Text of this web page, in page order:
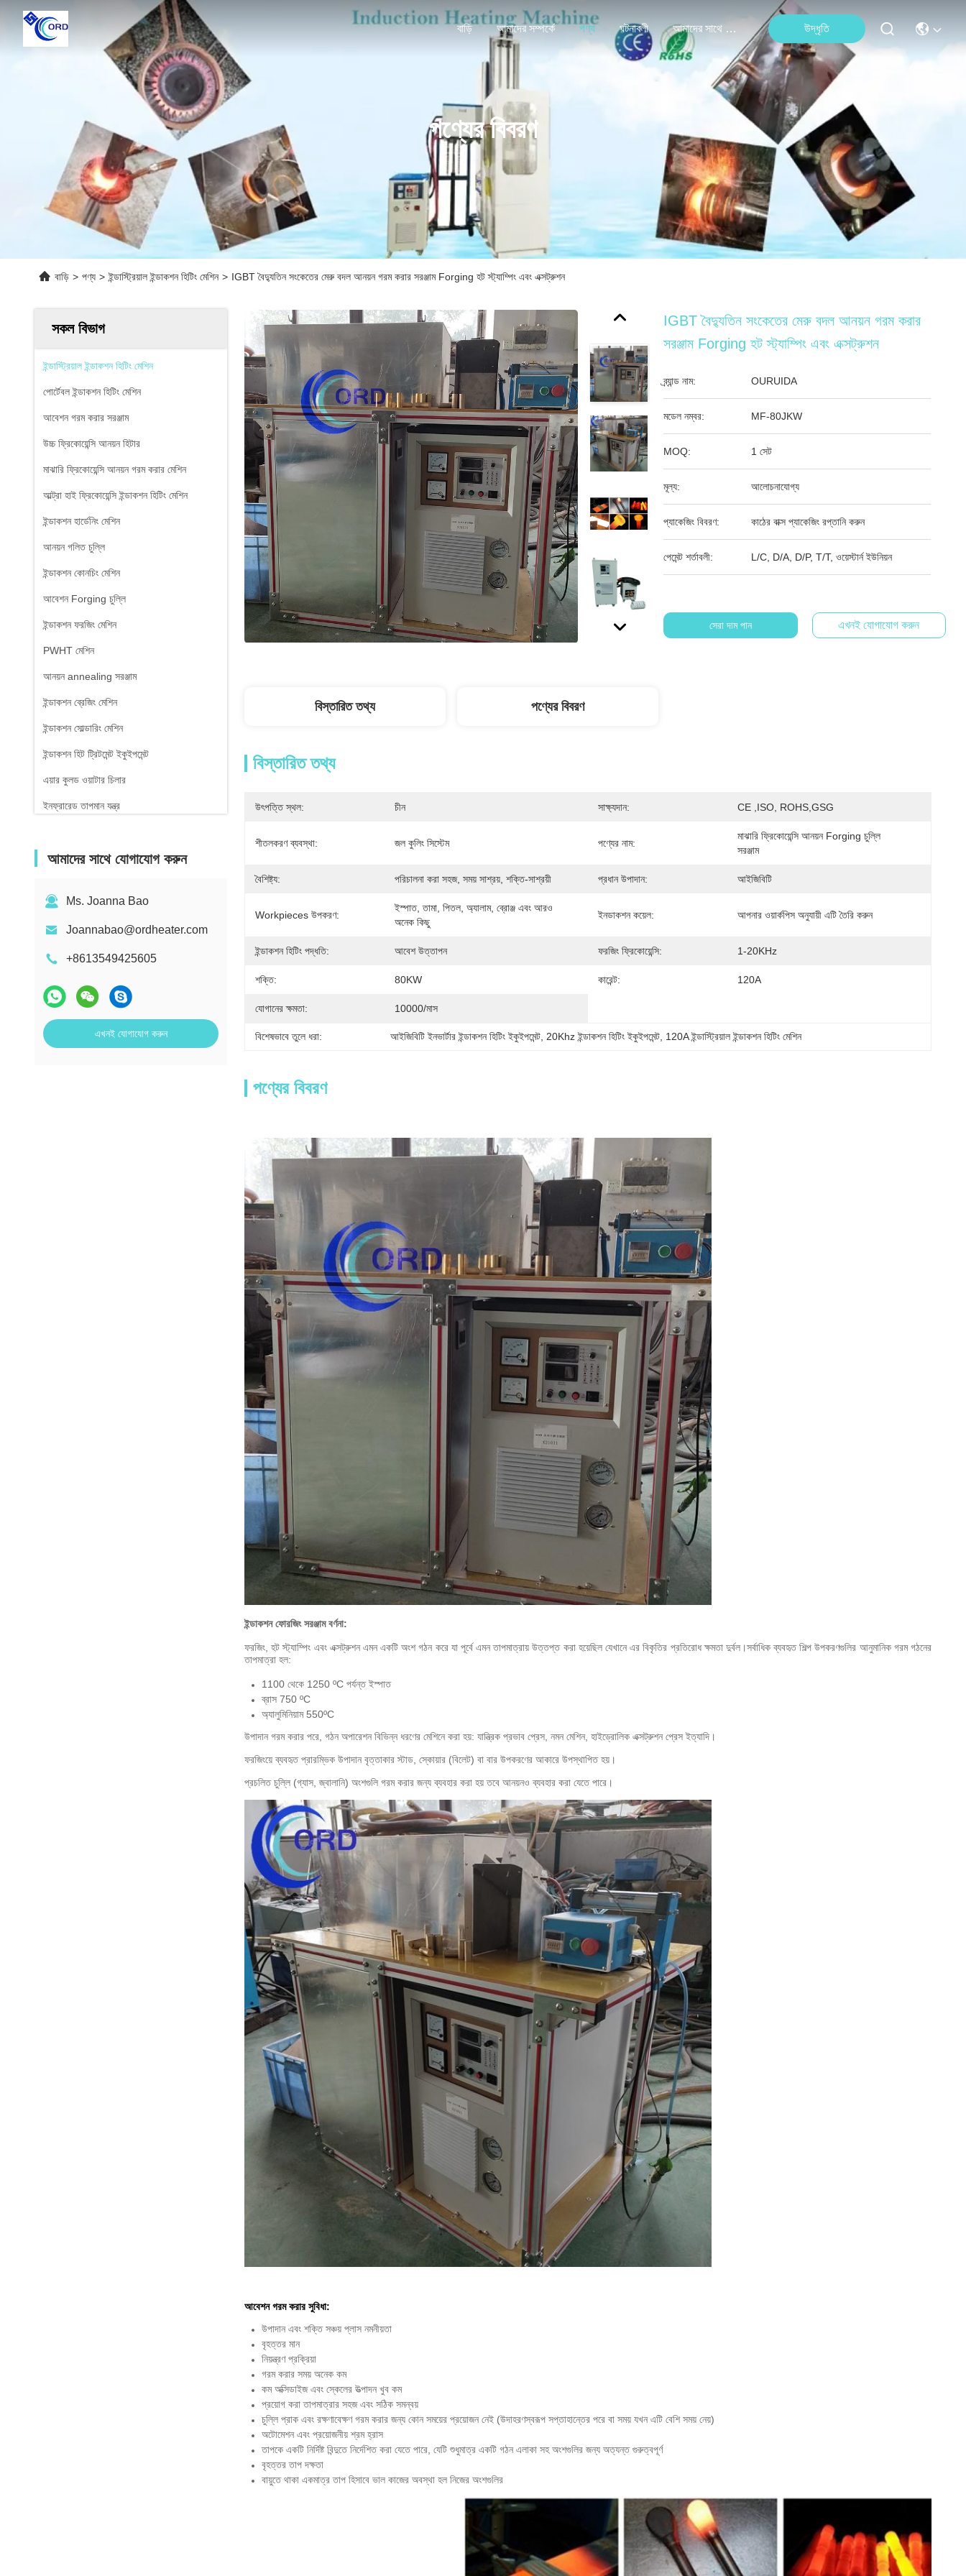
বাড়ি আমাদের সম্পর্কে পণ্য ঘটনাবলী আমাদের সাথে যোগাযোগ করুন উদ্ধৃতি
পণ্যের বিবরণ
বাড়ি > পণ্য > ইন্ডাস্ট্রিয়াল ইন্ডাকশন হিটিং মেশিন > IGBT বৈদ্যুতিন সংকেতের মেরু বদল আনয়ন গরম করার সরঞ্জাম Forging হট স্ট্যাম্পিং এবং এক্সট্রুশন
সকল বিভাগ
ইন্ডাস্ট্রিয়াল ইন্ডাকশন হিটিং মেশিন
পোর্টেবল ইন্ডাকশন হিটিং মেশিন
আবেশন গরম করার সরঞ্জাম
উচ্চ ফ্রিকোয়েন্সি আনয়ন হিটার
মাঝারি ফ্রিকোয়েন্সি আনয়ন গরম করার মেশিন
আল্ট্রা হাই ফ্রিকোয়েন্সি ইন্ডাকশন হিটিং মেশিন
ইন্ডাকশন হার্ডেনিং মেশিন
আনয়ন গলিত চুল্লি
ইন্ডাকশন কোনচিং মেশিন
আবেশন Forging চুল্লি
ইন্ডাকশন ফরজিং মেশিন
PWHT মেশিন
আনয়ন annealing সরঞ্জাম
ইন্ডাকশন ব্রেজিং মেশিন
ইন্ডাকশন সোল্ডারিং মেশিন
ইন্ডাকশন হিট ট্রিটমেন্ট ইকুইপমেন্ট
এয়ার কুলড ওয়াটার চিলার
ইনফ্রারেড তাপমান যন্ত্র
আমাদের সাথে যোগাযোগ করুন
Ms. Joanna Bao
Joannabao@ordheater.com
+8613549425605
এখনই যোগাযোগ করুন
IGBT বৈদ্যুতিন সংকেতের মেরু বদল আনয়ন গরম করার
সরঞ্জাম Forging হট স্ট্যাম্পিং এবং এক্সট্রুশন
ব্র্যান্ড নাম: OURUIDA
মডেল নম্বর: MF-80JKW
MOQ: 1 সেট
মূল্য: আলোচনাযোগ্য
প্যাকেজিং বিবরণ: কাঠের বাক্স প্যাকেজিং রপ্তানি করুন
পেমেন্ট শর্তাবলী: L/C, D/A, D/P, T/T, ওয়েস্টার্ন ইউনিয়ন
সেরা দাম পান এখনই যোগাযোগ করুন
বিস্তারিত তথ্য পণ্যের বিবরণ
বিস্তারিত তথ্য
উৎপত্তি স্থল: চীন সাক্ষ্যদান: CE ,ISO, ROHS,GSG
শীতলকরণ ব্যবস্থা: জল কুলিং সিস্টেম পণ্যের নাম:
মাঝারি ফ্রিকোয়েন্সি আনয়ন Forging চুল্লি
সরঞ্জাম
বৈশিষ্ট্য: পরিচালনা করা সহজ, সময় সাশ্রয়, শক্তি-সাশ্রয়ী প্রধান উপাদান: আইজিবিটি
Workpieces উপকরণ:
ইস্পাত, তামা, পিতল, অ্যালাম, ব্রোঞ্জ এবং আরও
অনেক কিছু
ইনডাকশন কয়েল: আপনার ওয়ার্কপিস অনুযায়ী এটি তৈরি করুন
ইন্ডাকশন হিটিং পদ্ধতি: আবেশ উত্তাপন ফরজিং ফ্রিকোয়েন্সি: 1-20KHz
শক্তি: 80KW কারেন্ট: 120A
যোগানের ক্ষমতা: 10000/মাস
বিশেষভাবে তুলে ধরা: আইজিবিটি ইনভার্টার ইন্ডাকশন হিটিং ইকুইপমেন্ট 20Khz ইন্ডাকশন হিটিং ইকুইপমেন্ট 120A ইন্ডাস্ট্রিয়াল ইন্ডাকশন হিটিং মেশিন
পণ্যের বিবরণ
ইন্ডাকশন ফোরজিং সরঞ্জাম বর্ণনা:
ফরজিং, হট স্ট্যাম্পিং এবং এক্সট্রুশন এমন একটি অংশ গঠন করে যা পূর্বে এমন তাপমাত্রায় উত্তপ্ত করা হয়েছিল যেখানে এর বিকৃতির প্রতিরোধ ক্ষমতা দুর্বল।সর্বাধিক ব্যবহৃত শিল্প উপকরণগুলির আনুমানিক গরম গঠনের
তাপমাত্রা হল:
1100 থেকে 1250 ºC পর্যন্ত ইস্পাত
ব্রাস 750 ºC
অ্যালুমিনিয়াম 550ºC
উপাদান গরম করার পরে, গঠন অপারেশন বিভিন্ন ধরণের মেশিনে করা হয়: যান্ত্রিক প্রভাব প্রেস, নমন মেশিন, হাইড্রোলিক এক্সট্রুশন প্রেস ইত্যাদি।
ফরজিংয়ে ব্যবহৃত প্রারম্ভিক উপাদান বৃত্তাকার স্টাড, স্কোয়ার (বিলেট) বা বার উপকরণের আকারে উপস্থাপিত হয়।
প্রচলিত চুল্লি (গ্যাস, জ্বালানি) অংশগুলি গরম করার জন্য ব্যবহার করা হয় তবে আনয়নও ব্যবহার করা যেতে পারে।
আবেশন গরম করার সুবিধা:
উপাদান এবং শক্তি সঞ্চয় প্লাস নমনীয়তা
বৃহত্তর মান
নিয়ন্ত্রণ প্রক্রিয়া
গরম করার সময় অনেক কম
কম অক্সিডাইজ এবং স্কেলের উত্পাদন খুব কম
প্রয়োগ করা তাপমাত্রার সহজ এবং সঠিক সমন্বয়
চুল্লি প্রাক এবং রক্ষণাবেক্ষণ গরম করার জন্য কোন সময়ের প্রয়োজন নেই (উদাহরণস্বরূপ সপ্তাহান্তের পরে বা সময় যখন এটি বেশি সময় নেয়)
অটোমেশন এবং প্রয়োজনীয় শ্রম হ্রাস
তাপকে একটি নির্দিষ্ট বিন্দুতে নির্দেশিত করা যেতে পারে, যেটি শুধুমাত্র একটি গঠন এলাকা সহ অংশগুলির জন্য অত্যন্ত গুরুত্বপূর্ণ
বৃহত্তর তাপ দক্ষতা
বায়ুতে থাকা একমাত্র তাপ হিসাবে ভাল কাজের অবস্থা হল নিজের অংশগুলির